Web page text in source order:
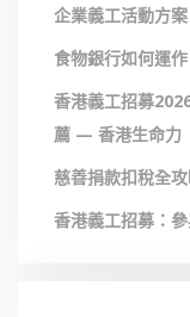
企業義工活動方
食物銀行如何運
香港義工招募
薦 — 香港生命力
慈善捐款扣稅全
香港義工招募：